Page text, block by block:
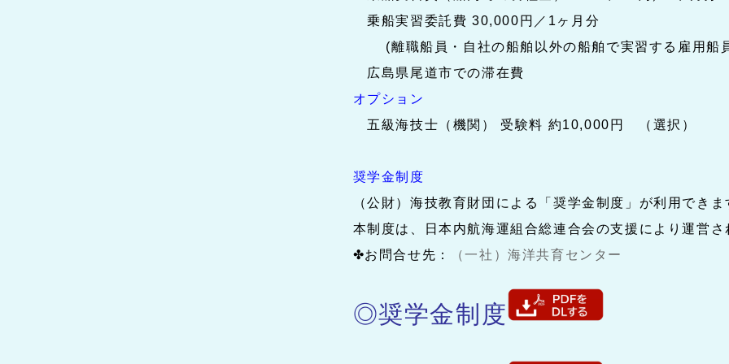
乗船実習委託費 30,000円／1ヶ月分
(離職船員・自社の船舶以外の船舶で実習する雇用船
広島県尾道市での滞在費
オプション
五級海技士（機関） 受験料 約10,000円 （選択）
奨学金制度
（公財）海技教育財団による「奨学金制度」が利用できま
本制度は、日本内航海運組合総連合会の支援により運営さ
✤お問合せ先：
（一社）海洋共育センター
◎奨学金制度